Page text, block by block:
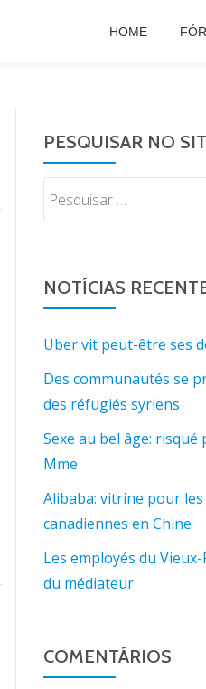
HOME
PESQUISAR NO
NOTÍCIAS
Uber vit peut-être ses
Des communautés se
des réfugiés syriens
Sexe au bel âge:
Mme
Alibaba: vitrine pour
canadiennes en Chine
Les employés du
du médiateur
COMENTÁRIOS